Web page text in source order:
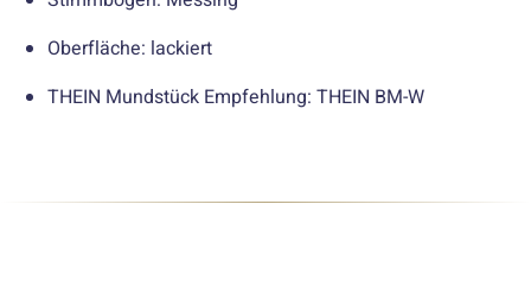
Oberfläche: lackiert
THEIN Mundstück Empfehlung: THEIN BM-W